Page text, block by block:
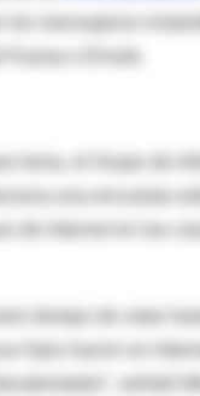
mensajeros
lema, el Grupo de
una encuesta
de Internet en las
tiempo de votar